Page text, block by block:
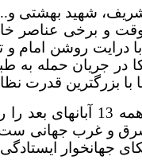
شریف، شهید بهشتی
و برخی عناصر
جریان حمله به
با بزرگترین
13 آبان 58 جرقه ای بود که
و غرب جهانی ست.
ایستادگى